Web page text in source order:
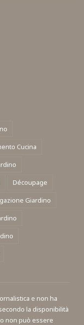
Cucina
Découpage
Giardino
e non ha
la disponibilità
non può essere